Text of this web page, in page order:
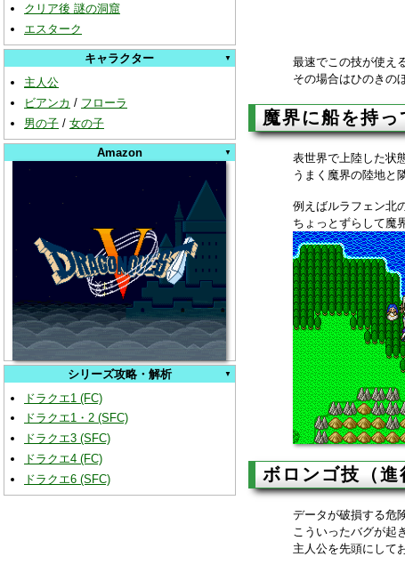
クリア後 謎の洞窟
エスターク
キャラクター
主人公
ビアンカ / フローラ
男の子 / 女の子
Amazon
シリーズ攻略・解析
ドラクエ1 (FC)
ドラクエ1・2 (SFC)
ドラクエ3 (SFC)
ドラクエ4 (FC)
ドラクエ6 (SFC)
最速でこの技が使え
その場合はひのきの
魔界に船を持っ
表世界で上陸した状
うまく魔界の陸地と
例えばルラフェン北
ちょっとずらして魔
ボロンゴ技（進
データが破損する危
こういったバグが起
主人公を先頭にして